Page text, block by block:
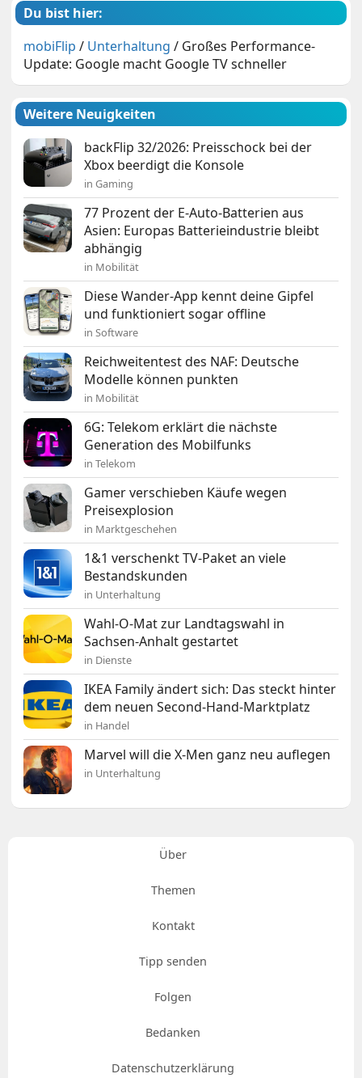
Du bist hier:
mobiFlip / Unterhaltung / Großes Performance-
Update: Google macht Google TV schneller
Weitere Neuigkeiten
backFlip 32/2026: Preisschock bei der
Xbox beerdigt die Konsole
in Gaming
77 Prozent der E-Auto-Batterien aus
Asien: Europas Batterieindustrie bleibt
abhängig
in Mobilität
Diese Wander-App kennt deine Gipfel
und funktioniert sogar offline
in Software
Reichweitentest des NAF: Deutsche
Modelle können punkten
in Mobilität
6G: Telekom erklärt die nächste
Generation des Mobilfunks
in Telekom
Gamer verschieben Käufe wegen
Preisexplosion
in Marktgeschehen
1&1 verschenkt TV-Paket an viele
Bestandskunden
in Unterhaltung
Wahl-O-Mat zur Landtagswahl in
Sachsen-Anhalt gestartet
in Dienste
IKEA Family ändert sich: Das steckt hinter
dem neuen Second-Hand-Marktplatz
in Handel
Marvel will die X-Men ganz neu auflegen
in Unterhaltung
Über
Themen
Kontakt
Tipp senden
Folgen
Bedanken
Datenschutzerklärung